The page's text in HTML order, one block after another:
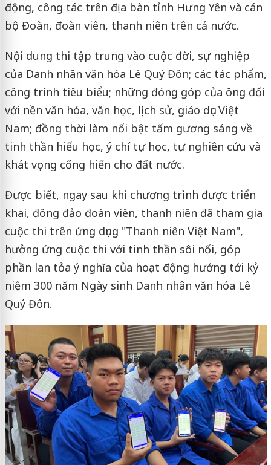
động, công tác trên địa bàn tỉnh Hưng Yên và cán
bộ Đoàn, đoàn viên, thanh niên trên cả nước.
Nội dung thi tập trung vào cuộc đời, sự nghiệp
của Danh nhân văn hóa Lê Quý Đôn; các tác phẩm,
công trình tiêu biểu; những đóng góp của ông đối
với nền văn hóa, văn học, lịch sử, giáo dục Việt
Nam; đồng thời làm nổi bật tấm gương sáng về
tinh thần hiếu học, ý chí tự học, tự nghiên cứu và
khát vọng cống hiến cho đất nước.
Được biết, ngay sau khi chương trình được triển
khai, đông đảo đoàn viên, thanh niên đã tham gia
cuộc thi trên ứng dụng "Thanh niên Việt Nam",
hưởng ứng cuộc thi với tinh thần sôi nổi, góp
phần lan tỏa ý nghĩa của hoạt động hướng tới kỷ
niệm 300 năm Ngày sinh Danh nhân văn hóa Lê
Quý Đôn.